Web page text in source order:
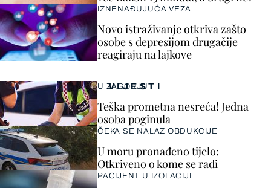
VIJESTI
U ZAGORJU
Teška prometna nesreća! Jedna
osoba poginula
ČEKA SE NALAZ OBDUKCIJE
U moru pronađeno tijelo:
Otkriveno o kome se radi
PACIJENT U IZOLACIJI
IZNENAĐUJUĆA VEZA
Novo istraživanje otkriva zašto
osobe s depresijom drugačije
reagiraju na lajkove